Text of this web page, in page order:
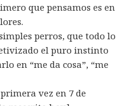
que pensamos es en
perros, que todo lo
el puro instinto
en “me da cosa”, “me
vez en 7 de